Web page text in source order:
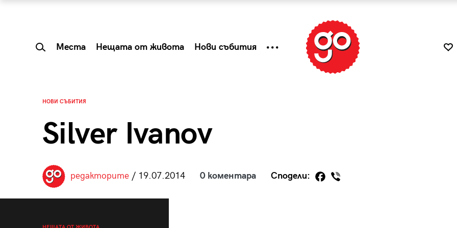
Места Нещата от живота Нови събития
НОВИ СЪБИТИЯ
Silver Ivanov
редакторите/ 19.07.2014 0 коментара Сподели: